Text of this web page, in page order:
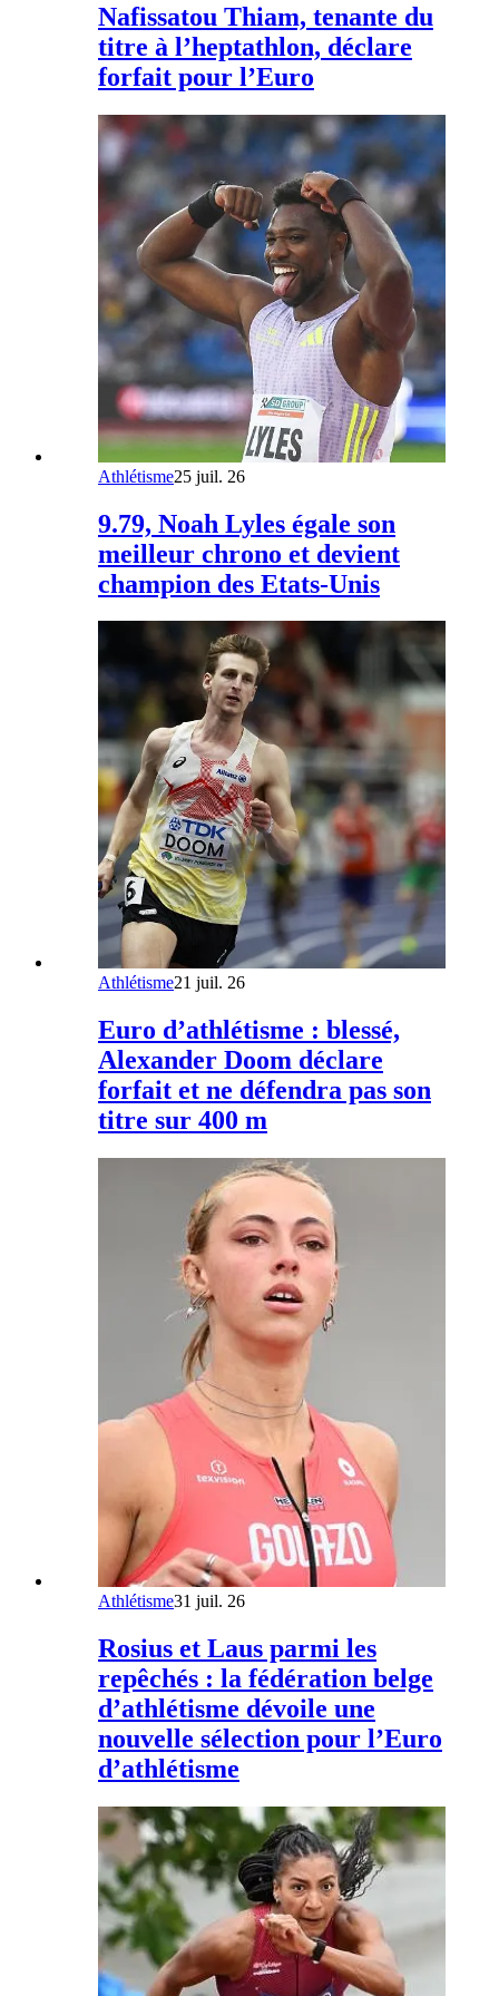
Nafissatou Thiam, tenante du
titre à l’heptathlon, déclare
forfait pour l’Euro
Athlétisme25 juil. 26
9.79, Noah Lyles égale son
meilleur chrono et devient
champion des Etats-Unis
Athlétisme21 juil. 26
Euro d’athlétisme : blessé,
Alexander Doom déclare
forfait et ne défendra pas son
titre sur 400 m
Athlétisme31 juil. 26
Rosius et Laus parmi les
repêchés : la fédération belge
d’athlétisme dévoile une
nouvelle sélection pour l’Euro
d’athlétisme